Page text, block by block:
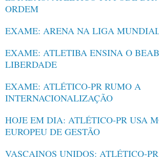
ORDEM
EXAME: ARENA NA LIGA
EXAME: ATLETIBA ENSINA O
LIBERDADE
EXAME: ATLÉTICO-PR RUMO A
INTERNACIONALIZAÇÃO
HOJE EM DIA: ATLÉTICO-PR USA
EUROPEU DE GESTÃO
VASCAINOS UNIDOS: ATLÉTICO-